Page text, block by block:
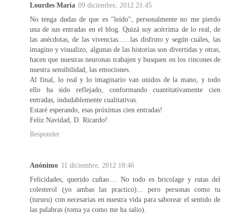
Lourdes María 09 diciembre, 2012 21:45
No tenga dudas de que es "leído", personalmente no me pierdo
una de sus entradas en el blog. Quizá soy acérrima de lo real, de
las anécdotas, de las vivencias......las disfruto y según cuáles, las
imagino y visualizo, algunas de las historias son divertidas y otras,
hacen que nuestras neuronas trabajen y busquen en los rincones de
nuestra sensibilidad, las emociones.
Al final, lo real y lo imaginario van unidos de la mano, y todo
ello ha sido reflejado, conformando cuantitativamente cien
entradas, indudablemente cualitativas.
Estaré esperando, esas próximas cien entradas!
Feliz Navidad, D. Ricardo!
Responder
Anónimo 11 diciembre, 2012 18:46
Felicidades, querido cuñao.... No todo es bricolage y rutas del
colesterol (yo ambas las practico)... pero personas como tu
(tururu) con necesarias en nuestra vida para saborear el sentido de
las palabras (toma ya como me ha salio).